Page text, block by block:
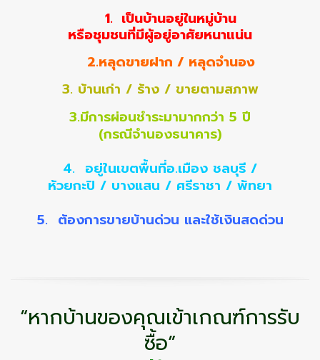
1. เป็นบ้านอยู่ในหมู่บ้าน
หรือชุมชนที่มีผู้อยู่อาศัยหนาแน่น
2.หลุดขายฝาก / หลุดจำนอง
3. บ้านเก่า / ร้าง / ขายตามสภาพ
3.มีการผ่อนชำระมามากกว่า 5 ปี
(กรณีจำนองธนาคาร)
4. อยู่ในเขตพื้นที่อ.เมือง ชลบุรี /
ห้วยกะปิ / บางแสน / ศรีราชา / พัทยา
5. ต้องการขายบ้านด่วน และใช้เงินสดด่วน
“หากบ้านของคุณเข้าเกณฑ์การรับ
ซื้อ”